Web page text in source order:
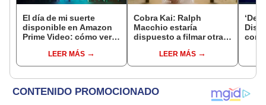
El día de mi suerte
disponible en Amazon
Prime Video: cómo ver la
Lucho Cáceres
LEER MÁS
Cobra Kai: Ralph
Macchio estaría
dispuesto a filmar otra
LEER MÁS